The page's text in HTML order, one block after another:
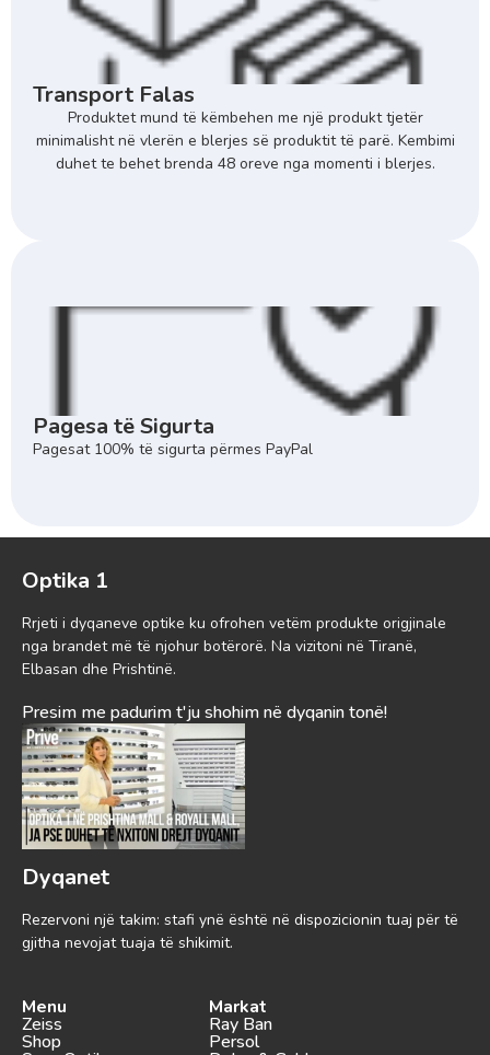
Transport Falas
Produktet mund të këmbehen me një produkt tjetër
minimalisht në vlerën e blerjes së produktit të parë. Kembimi
duhet te behet brenda 48 oreve nga momenti i blerjes.
Pagesa të Sigurta
Pagesat 100% të sigurta përmes PayPal
Optika 1
Rrjeti i dyqaneve optike ku ofrohen vetëm produkte origjinale
nga brandet më të njohur botërorë. Na vizitoni në Tiranë,
Elbasan dhe Prishtinë.
Presim me padurim t'ju shohim në dyqanin tonë!
Dyqanet
Rezervoni një takim: stafi ynë është në dispozicionin tuaj për të
gjitha nevojat tuaja të shikimit.
Menu
Zeiss
Shop
Markat
Ray Ban
Persol